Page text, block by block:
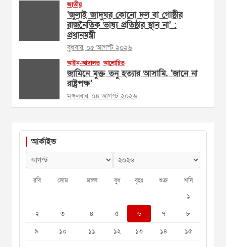
জাতীয়
‘জুলাই জাদুঘর কোনো দল বা গোষ্ঠীর
রাজনৈতিক ভাষ্য প্রতিষ্ঠার স্থান না’ :
প্রধানমন্ত্রী
বুধবার, ০৫ আগস্ট ২০২৬
আইন-আদালত আলোচিত
জামিনে মুক্ত তনু হত্যার আসামি, ‘জানে না
রাষ্ট্রপক্ষ’
মঙ্গলবার, ০৪ আগস্ট ২০২৬
আর্কাইভ
রবি সোম মঙ্গল বুধ বৃহঃ শুক্র শনি
১
২
৩ ৪ ৫ ৬ ৭
৮
৯
১০ ১১ ১২ ১৩ ১৪
১৫